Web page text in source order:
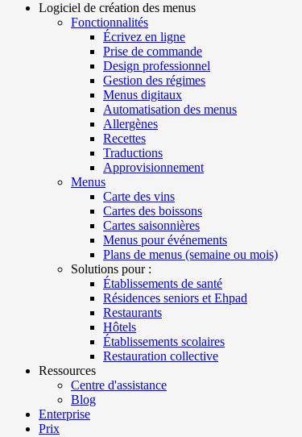
navigation
Logiciel de création des menus
Fonctionnalités
Écrivez en ligne
Prise de commande
Design professionnel
Gestion des régimes
Menus digitaux
Automatisation des menus
Allergènes
Recettes
Traductions
Approvisionnement
Menus
Carte des vins
Cartes des boissons
Cartes saisonnières
Menus pour événements
Plans de menus (semaine ou mois)
Solutions pour :
Établissements de santé
Résidences seniors et Ehpad
Restaurants
Hôtels
Établissements scolaires
Restauration collective
Ressources
Centre d'assistance
Blog
Enterprise
Prix